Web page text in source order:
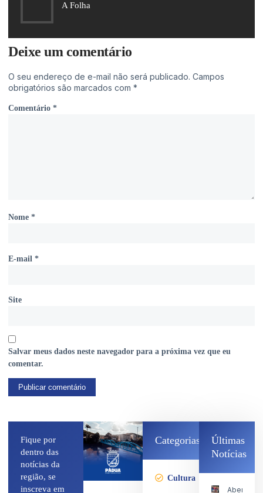
A Folha
Deixe um comentário
O seu endereço de e-mail não será publicado. Campos
obrigatórios são marcados com *
Comentário *
Nome *
E-mail *
Site
Salvar meus dados neste navegador para a próxima vez que eu
comentar.
Fique por
dentro das
notícias da
região, se
inscreva em
Categorias
Cultura
Últimas
Notícias
Abertura